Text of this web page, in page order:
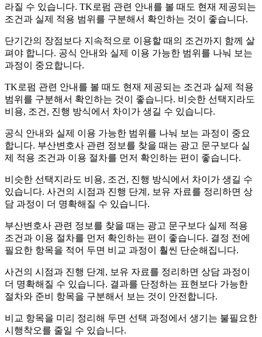
라질 수 있습니다. TK로펌 관련 안내를 볼 때도 현재 제공되는
조건과 실제 적용 범위를 구분해서 확인하는 것이 좋습니다.
단기간의 장점보다 지속적으로 이용할 때의 조건까지 함께 살
펴야 합니다. 공식 안내와 실제 이용 가능한 범위를 나눠 보는
과정이 중요합니다.
TK로펌 관련 안내를 볼 때도 현재 제공되는 조건과 실제 적용
범위를 구분해서 확인하는 것이 좋습니다. 비슷한 선택지라도
비용, 조건, 진행 방식에서 차이가 생길 수 있습니다.
공식 안내와 실제 이용 가능한 범위를 나눠 보는 과정이 중요
합니다. 부산변호사 관련 정보를 찾을 때는 광고 문구보다 실
제 적용 조건과 이용 절차를 먼저 확인하는 편이 좋습니다.
비슷한 선택지라도 비용, 조건, 진행 방식에서 차이가 생길 수
있습니다. 사건의 시점과 진행 단계, 보유 자료를 정리하면 상
담 과정이 더 명확해질 수 있습니다.
부산변호사 관련 정보를 찾을 때는 광고 문구보다 실제 적용
조건과 이용 절차를 먼저 확인하는 편이 좋습니다. 결정 전에
필요한 항목을 적어 두면 비교 과정이 훨씬 단순해집니다.
사건의 시점과 진행 단계, 보유 자료를 정리하면 상담 과정이
더 명확해질 수 있습니다. 결과를 단정하는 표현보다 가능한
절차와 준비 항목을 구분해서 보는 것이 안전합니다.
비교 항목을 미리 정리해 두면 선택 과정에서 생기는 불필요한
시행착오를 줄일 수 있습니다.